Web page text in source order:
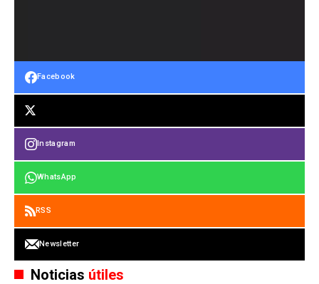
Facebook
Instagram
WhatsApp
RSS
Newsletter
Noticias útiles